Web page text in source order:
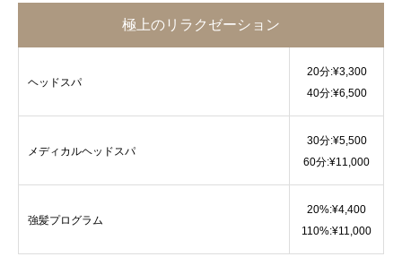
極上のリラクゼーション
ヘッドスパ
20分:¥3,300
40分:¥6,500
メディカルヘッドスパ
30分:¥5,500
60分:¥11,000
強髪プログラム
20%:¥4,400
110%:¥11,000